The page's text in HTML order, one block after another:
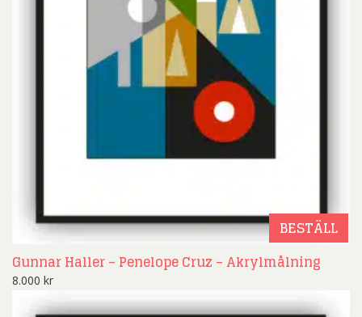
BESTÄLL
Gunnar Haller – Penelope Cruz – Akrylmålning
8.000 kr